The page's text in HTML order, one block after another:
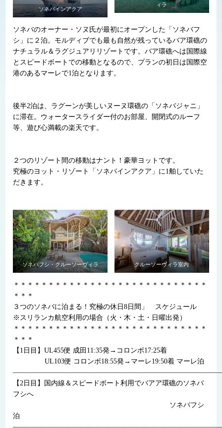
ソネバインアクア
ィラ
ソネバのオーナー・ソヌ氏が最初にオープンした「ソネバフ
シ」に２泊。モルディブでも最も自然が残っているバア環礁の
ナチュラル＆ラグジュアリリゾートです。バア環礁へは国際線
とスピードボートでの移動となるので、プランの初日は国際空
港のあるマーレで1泊となります。
後半2泊は、ラグーンが美しいヌーヌ環礁の「ソネバジャニ」
に滞在。ウォータースライダー付のお部屋、開閉式のルーフ
等、遊び心満載の楽天です。
２つのリゾート間の移動はナント！豪華ヨットです。
究極のヨット・リゾート「ソネバインアクア」に1舶していた
だきます。
ソネバフシ・クルーソーヴィラ クルーソーヴィラ室内
＊＊＊＊＊＊＊＊＊＊＊＊＊＊＊＊＊＊＊＊＊＊＊＊＊＊＊＊
＊＊＊
３つのソネバに泊まる！究極の休日8日間」 スケジュール
※スリランカ航空利用の場合（火・木・土・日曜出発）
＊＊＊＊＊＊＊＊＊＊＊＊＊＊＊＊＊＊＊＊＊＊＊＊＊＊＊＊
＊＊＊
【1日目】UL455便 成田11:35発→コロンボ17:25着
UL103便 コロンボ18:55発→マーレ19:50着 マーレ泊
【2日目】国内線＆スピードボート利用でバアア環礁のソネバ
フシへ
ソネバフシ
泊